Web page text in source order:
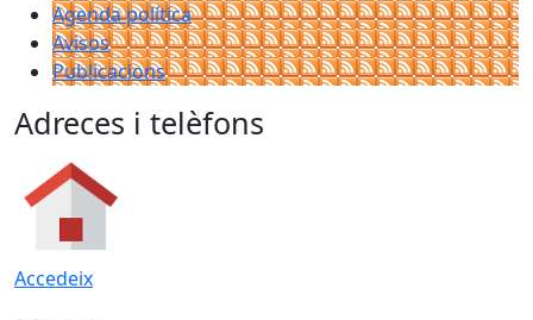
Agenda política
Avisos
Publicacions
Adreces i telèfons
Accedeix